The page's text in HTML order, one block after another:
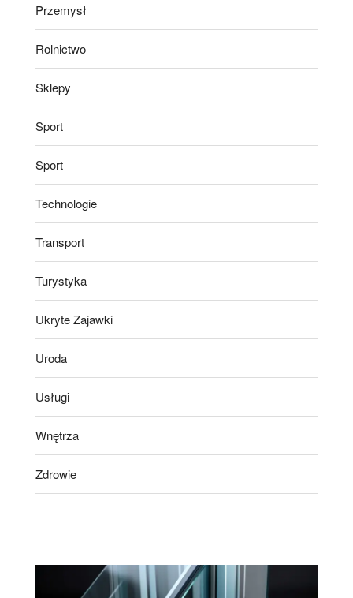
Przemysł
Rolnictwo
Sklepy
Sport
Sport
Technologie
Transport
Turystyka
Ukryte Zajawki
Uroda
Usługi
Wnętrza
Zdrowie